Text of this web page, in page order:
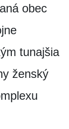
obec
tunajšia
ženský